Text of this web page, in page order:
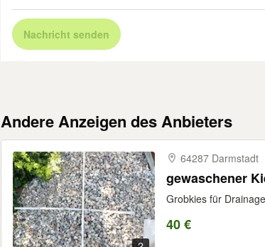
Nachricht senden
Andere Anzeigen des Anbieters
64287 Darmstadt
gewaschener
Grobkies für
40 €